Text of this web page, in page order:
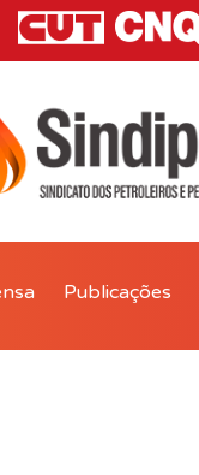
Publicações